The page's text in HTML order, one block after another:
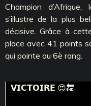
Champion
s’illustre de la plus
décisive. Grâce à
place avec 41 points
qui pointe au 6è rang.
𝗩𝗜𝗖𝗧𝗢𝗜𝗥𝗘 😍🔚